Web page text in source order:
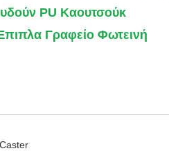
PU Καουτσούκ
Γραφείο Φωτεινή